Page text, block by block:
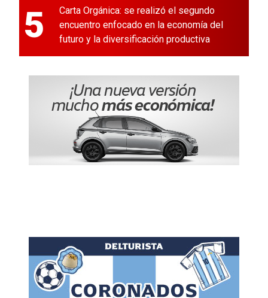
5
Carta Orgánica: se realizó el segundo
encuentro enfocado en la economía del
futuro y la diversificación productiva